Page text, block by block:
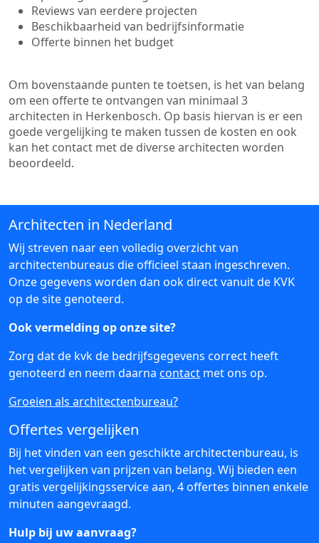
Reviews van eerdere projecten
Beschikbaarheid van bedrijfsinformatie
Offerte binnen het budget
Om bovenstaande punten te toetsen, is het van belang
om een offerte te ontvangen van minimaal 3
architecten in Herkenbosch. Op basis hiervan is er een
goede vergelijking te maken tussen de kosten en ook
kan het contact met de diverse architecten worden
beoordeeld.
Architecten in Nederland
Wij streven naar een volledig overzicht van
architectenbureaus die officieel staan ingeschreven.
Onze gegevens worden dan ook direct vanuit de KVK
op de site genoteerd.
Ook vermelding op onze site?
Zorg dat de kvk de bedrijfsgegevens correct heeft
genoteerd en neem daarna contact met ons op.
Groeien als architectenbureau?
Offertes vergelijken
Bij het vinden van een geschikte architectenbureau, is
het vergelijken van prijzen van belang. Wij bieden een
gratis vergelijkingsservice aan, 4 offertes binnen enkele
minuten aangevraagd.
Hulp bij uw aanvraag?